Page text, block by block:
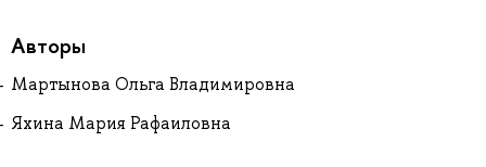
Авторы
Мартынова Ольга Владимировна
Яхина Мария Рафаиловна